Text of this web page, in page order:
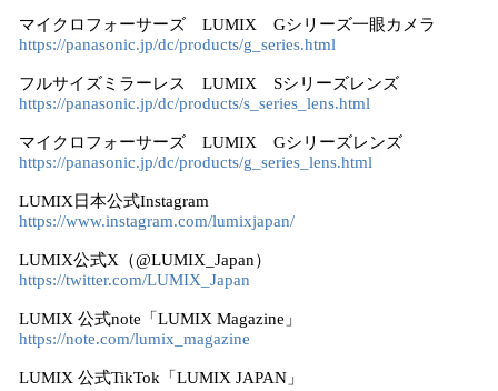
マイクロフォーサーズ LUMIX Gシリーズ一眼カメラ
https://panasonic.jp/dc/products/g_series.html
フルサイズミラーレス LUMIX Sシリーズレンズ
https://panasonic.jp/dc/products/s_series_lens.html
マイクロフォーサーズ LUMIX Gシリーズレンズ
https://panasonic.jp/dc/products/g_series_lens.html
LUMIX日本公式Instagram
https://www.instagram.com/lumixjapan/
LUMIX公式X（@LUMIX_Japan）
https://twitter.com/LUMIX_Japan
LUMIX 公式note「LUMIX Magazine」
https://note.com/lumix_magazine
LUMIX 公式TikTok「LUMIX JAPAN」